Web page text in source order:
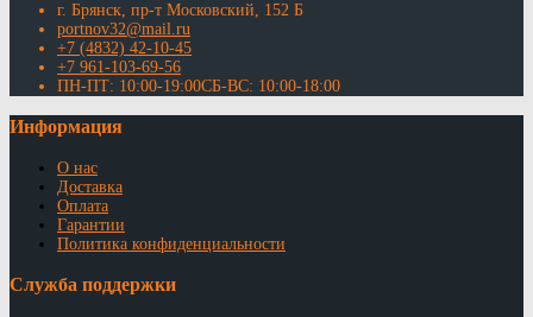
г. Брянск, пр-т Московский, 152 Б
portnov32@mail.ru
+7 (4832) 42-10-45
+7 961-103-69-56
ПН-ПТ: 10:00-19:00СБ-ВС: 10:00-18:00
Информация
О нас
Доставка
Оплата
Гарантии
Политика конфиденциальности
Служба поддержки